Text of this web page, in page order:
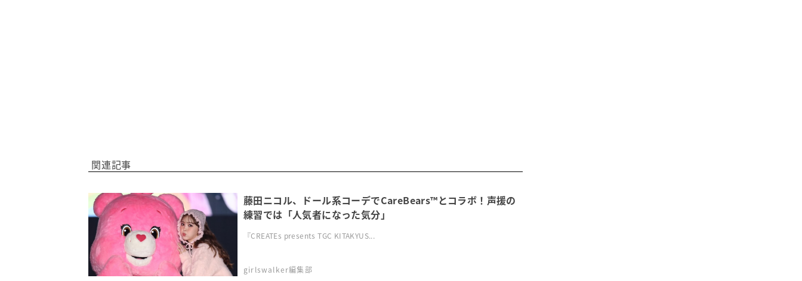
関連記事
藤田ニコル、ドール系コーデでCareBears™とコラボ！声援の
練習では「人気者になった気分」
『CREATEs presents TGC KITAKYUS...
girlswalker編集部